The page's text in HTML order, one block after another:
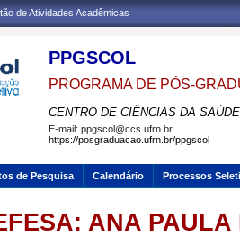
de Atividades Acadêmicas
PPGSCOL
PROGRAMA DE PÓS-
CENTRO DE CIÊNCIAS DA SAÚDE
E-mail: ppgscol@ccs.ufrn.br
https://posgraduacao.ufrn.br/ppgscol
de Pesquisa Calendário Processos
ANA PAULA